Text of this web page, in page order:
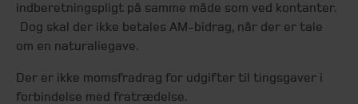
indberetningspligt på samme måde som ved kontanter.
Dog skal der ikke betales AM-bidrag, når der er tale
om en naturaliegave.
Der er ikke momsfradrag for udgifter til tingsgaver i
forbindelse med fratrædelse.